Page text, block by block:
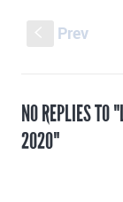
Prev
NO REPLIES TO
2020"